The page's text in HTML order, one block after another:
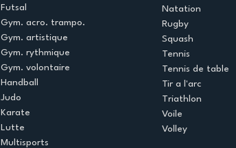
Futsal
Gym. acro. trampo.
Gym. artistique
Gym. rythmique
Gym. volontaire
Handball
Judo
Karate
Lutte
Multisports
Natation
Rugby
Squash
Tennis
Tennis de table
Tir a l'arc
Triathlon
Voile
Volley